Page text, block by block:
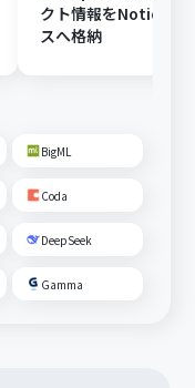
クト情報をNotionデ
スへ格納
BigML
Coda
DeepSeek
Gamma